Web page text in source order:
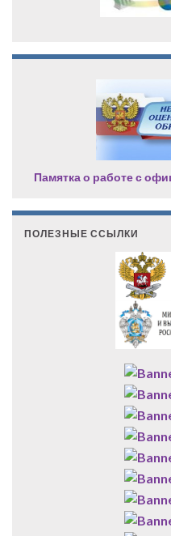
Памятка о работе с
ПОЛЕЗНЫЕ ССЫЛКИ